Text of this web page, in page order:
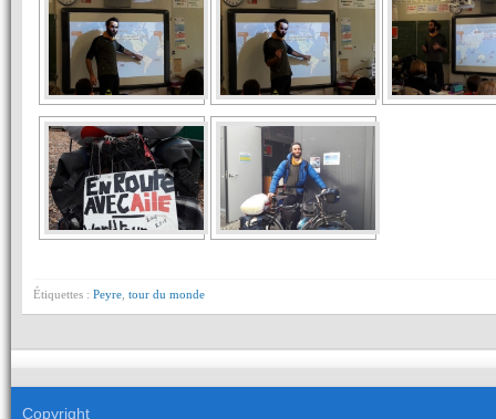
Étiquettes : Peyre tour du monde
Copyright